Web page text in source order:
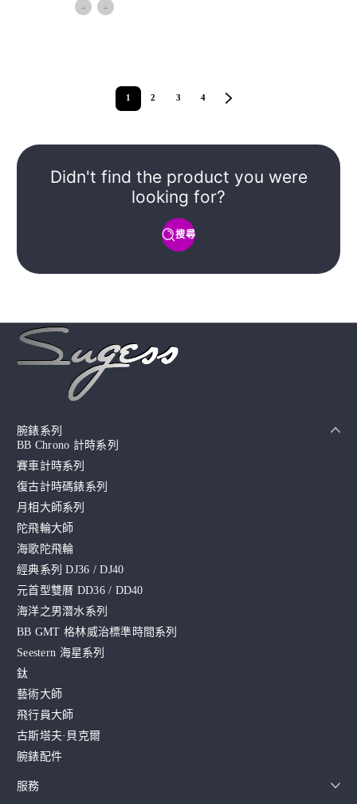
價
1 2 3 4
Didn't find the product you were
looking for?
搜尋
腕錶系列
BB Chrono 計時系列
賽車計時系列
復古計時碼錶系列
月相大師系列
陀飛輪大師
海歌陀飛輪
經典系列 DJ36 / DJ40
元首型雙曆 DD36 / DD40
海洋之男潛水系列
BB GMT 格林威治標準時間系列
Seestern 海星系列
鈦
藝術大師
飛行員大師
古斯塔夫·貝克爾
腕錶配件
服務